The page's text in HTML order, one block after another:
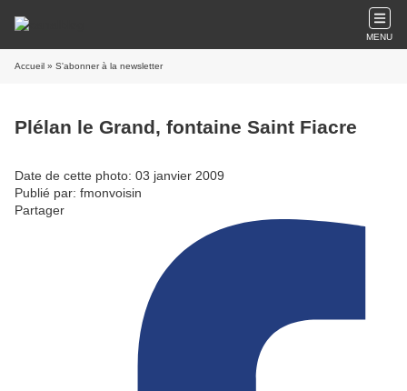
MENU
Accueil » S'abonner à la newsletter
Plélan le Grand, fontaine Saint Fiacre
Date de cette photo: 03 janvier 2009
Publié par: fmonvoisin
Partager